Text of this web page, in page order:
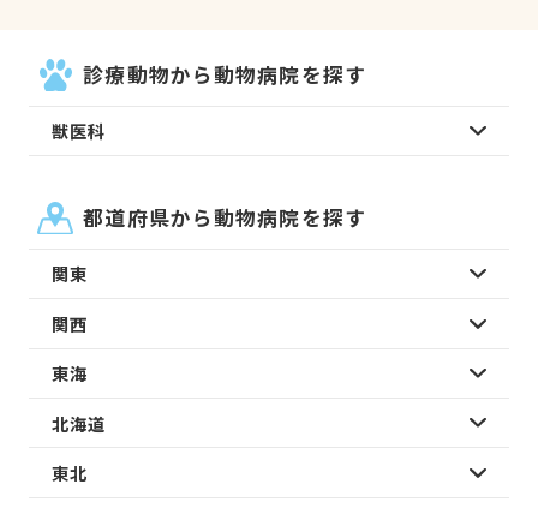
診療動物から動物病院を探す
獣医科
都道府県から動物病院を探す
関東
関西
東海
北海道
東北